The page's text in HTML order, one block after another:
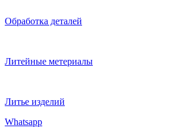
Обработка деталей
Литейные метериалы
Литье изделий
Whatsapp